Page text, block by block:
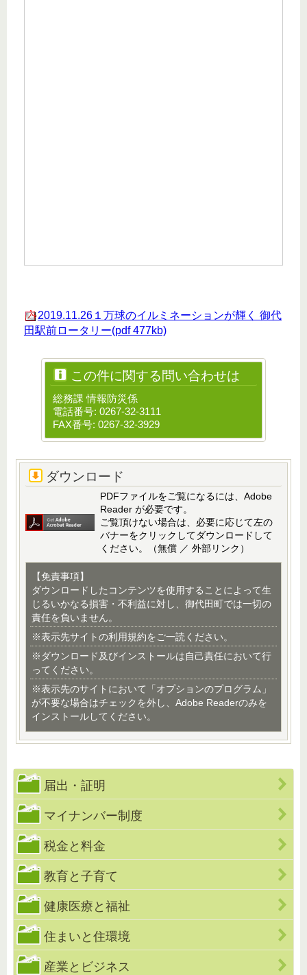
2019.11.26１万球のイルミネーションが輝く 御代
田駅前ロータリー(pdf 477kb)
この件に関する問い合わせは
総務課 情報防災係
電話番号: 0267-32-3111
FAX番号: 0267-32-3929
ダウンロード
PDFファイルをご覧になるには、Adobe
Reader が必要です。
ご覧頂けない場合は、必要に応じて左の
バナーをクリックしてダウンロードして
ください。（無償 ／ 外部リンク）
【免責事項】
ダウンロードしたコンテンツを使用することによって生
じるいかなる損害・不利益に対し、御代田町では一切の
責任を負いません。
※表示先サイトの利用規約をご一読ください。
※ダウンロード及びインストールは自己責任において行
ってください。
※表示先のサイトにおいて「オプションのプログラム」
が不要な場合はチェックを外し、Adobe Readerのみを
インストールしてください。
届出・証明
マイナンバー制度
税金と料金
教育と子育て
健康医療と福祉
住まいと住環境
産業とビジネス